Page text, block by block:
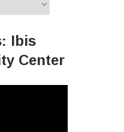
Ibis
Center